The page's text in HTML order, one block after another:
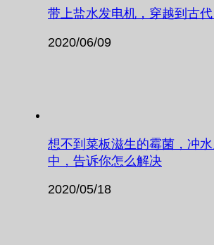
带上盐水发电机，穿越到古
2020/06/09
想不到菜板滋生的霉菌，冲
中，告诉你怎么解决
2020/05/18